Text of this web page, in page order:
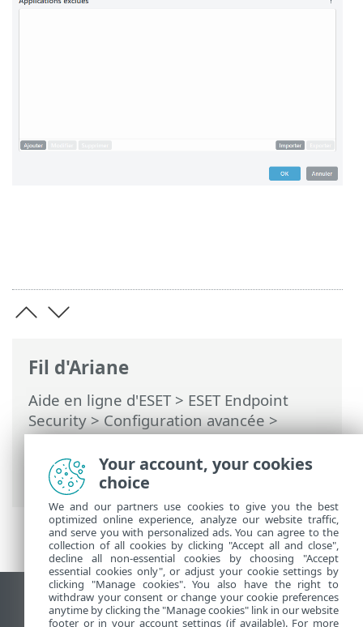
Fil d'Ariane
Aide en ligne d'ESET> ESET Endpoint
Security>Configuration avancée>
Protections>Protection du client de
messagerie>Protection du transport de
messagerie> Applications exclues
Afficher le site pour ordinateur de bureau
Your account, your cookies
choice
We and our partners use cookies to give you the best
optimized online experience, analyze our website traffic,
and serve you with personalized ads. You can agree to the
collection of all cookies by clicking "Accept all and close",
decline all non-essential cookies by choosing "Accept
essential cookies only", or adjust your cookie settings by
clicking "Manage cookies". You also have the right to
withdraw your consent or change your cookie preferences
anytime by clicking the "Manage cookies" link in our website
footer or in your account settings (if available). For more